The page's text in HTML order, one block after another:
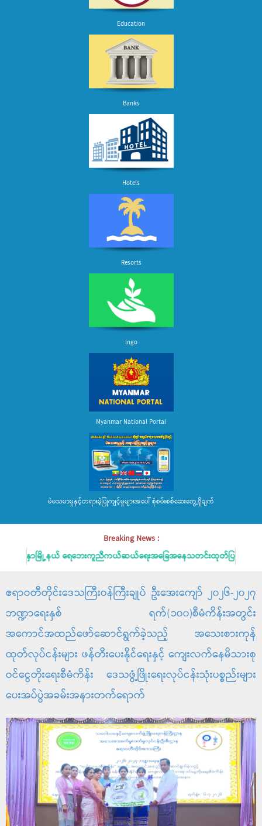
Education
Banks
Hotels
Resorts
Ingo
Myanmar National Portal
မဲမသမာမှုနှင့်တရားမဲ့ပြုကျင့်မှုများအပေါ် စုံစမ်းစစ်ဆေးတွေ့ရှိချက်
Breaking News :
ျက်နှာမြို့နယ် ရေဘေးကူညီကယ်ဆယ်ရေးအခြေအနေသတင်းထုတ်ပြန်ခြင်း
ဧရာဝတီတိုင်းဒေသကြီးဝန်ကြီးချုပ် ဦးအေးကျော် ၂၀၂၆-၂၀၂၇
ဘဏ္ဍာရေးနှစ် ရက်(၁၀၀)စီမံကိန်းအတွင်း
အကောင်အထည်ဖော်ဆောင်ရွက်ခဲ့သည့် အသေးစားကုန်
ထုတ်လုပ်ငန်းများ ဖန်တီးပေးနိုင်ရေးနှင့် ကျေးလက်နေမိသားစု
ဝင်ငွေတိုးရေးစီမံကိန်း ဒေသဖွံ့ဖြိုးရေးလုပ်ငန်းသုံးပစ္စည်းများ
ပေးအပ်ပွဲအခမ်းအနားတက်ရောက်